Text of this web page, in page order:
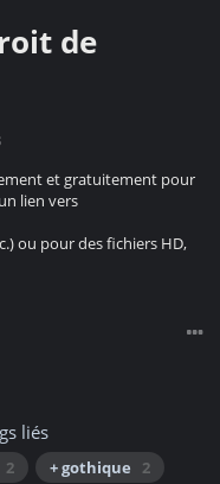
de
et gratuitement pour
lien vers
ou pour des fichiers HD,
liés
2 + gothique
2